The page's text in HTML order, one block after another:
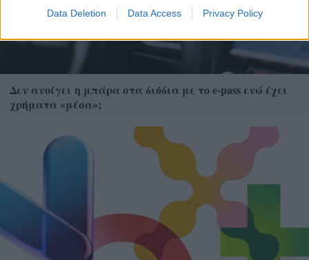
Data Deletion Data Access Privacy Policy
Δεν ανοίγει η μπάρα στα διόδια με το e-pass ενώ έχει
χρήματα «μέσα»;